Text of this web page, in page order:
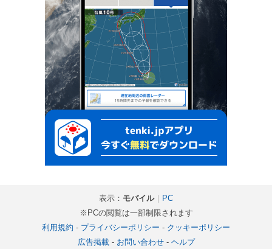
表示： モバイル｜ PC
※PCの閲覧は一部制限されます
利用規約 - プライバシーポリシー - クッキーポリシー
広告掲載- お問い合わせ- ヘルプ